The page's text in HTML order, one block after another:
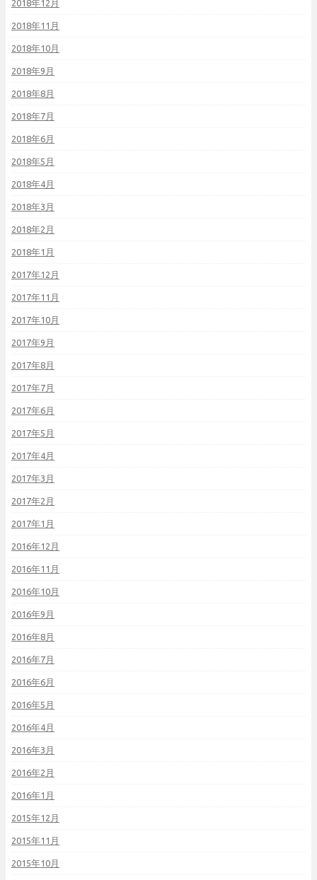
2018年12月
2018年11月
2018年10月
2018年9月
2018年8月
2018年7月
2018年6月
2018年5月
2018年4月
2018年3月
2018年2月
2018年1月
2017年12月
2017年11月
2017年10月
2017年9月
2017年8月
2017年7月
2017年6月
2017年5月
2017年4月
2017年3月
2017年2月
2017年1月
2016年12月
2016年11月
2016年10月
2016年9月
2016年8月
2016年7月
2016年6月
2016年5月
2016年4月
2016年3月
2016年2月
2016年1月
2015年12月
2015年11月
2015年10月